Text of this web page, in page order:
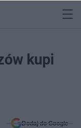
kupi
Dodaj do Google